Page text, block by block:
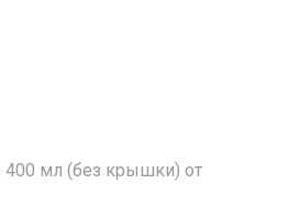
мл (без крышки) от